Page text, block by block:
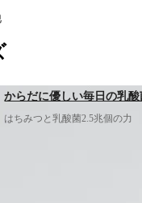
からだに優しい毎日の乳
はちみつと乳酸菌2.5兆個の力